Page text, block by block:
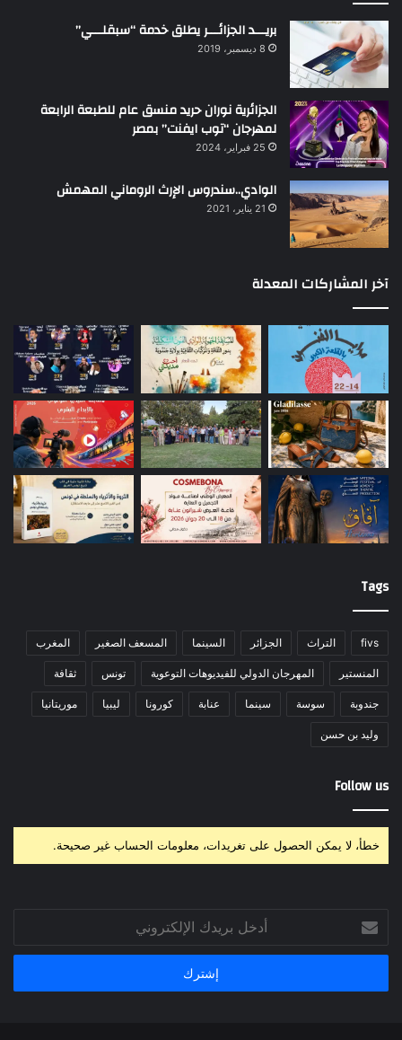
بريـــد الجزائـــر يطلق خدمة “سبقلـــي”
8 ديسمبر، 2019
الجزائرية نوران حريد منسق عام للطبعة الرابعة
لمهرجان “توب ايفنت” بمصر
25 فبراير، 2024
الوادي..سندروس الإرث الروماني المهمش
21 يناير، 2021
آخر المشاركات المعدلة
Tags
fivs التراث الجزائر السينما المسعف الصغير المغرب
المنستير المهرجان الدولي للفيديوهات التوعوية تونس ثقافة
جندوبة سوسة سينما عنابة كورونا ليبيا موريتانيا
وليد بن حسن
Follow us
خطأ، لا يمكن الحصول على تغريدات، معلومات الحساب غير صحيحة.
بريدك
الإلكتروني